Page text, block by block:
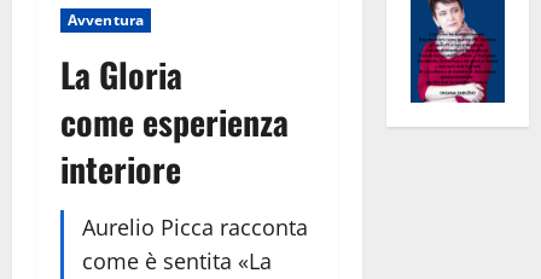
Avventura
La Gloria
come esperienza
interiore
Aurelio Picca racconta
come è sentita «La